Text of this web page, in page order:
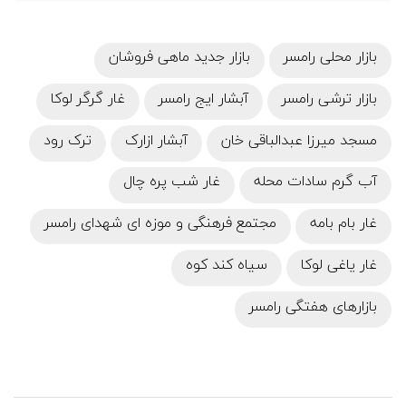
بازار محلی رامسر
بازار جدید ماهی‌ فروشان
بازار ترشی رامسر
آبشار ایج رامسر
غار گرگر لوکا
مسجد میرزا عبدالباقی خان
آبشار ازارک
ترک رود
آب گرم سادات محله
غار شب‌ پره چال
غار بام بامه
مجتمع فرهنگی و موزه ای شهدای رامسر
غار یاغی لوکا
سیاه کند کوه
بازارهای هفتگی رامسر